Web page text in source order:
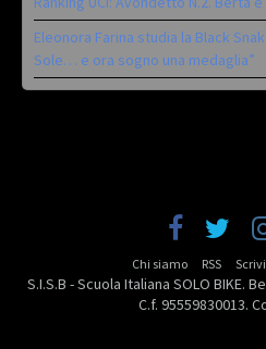
Eleonora Farina studia la Black
Sole… e ora sogno una medaglia”
Chi siamo RSS
S.I.S.B - Scuola Italiana SOLO BIKE.
C.f. 95559830013.